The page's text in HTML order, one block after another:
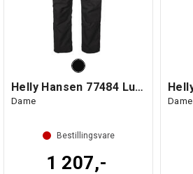
Helly Hansen 77484 Luna Håndverksbukse
Dame
Bestillingsvare
1 207,-
Dame